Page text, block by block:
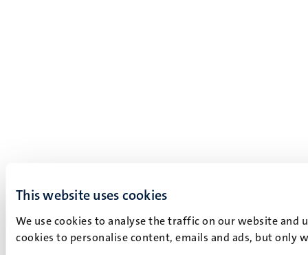
This website uses cookies
We use cookies to analyse the traffic on our website and
cookies to personalise content, emails and ads, but only